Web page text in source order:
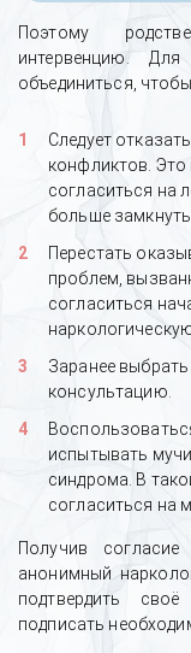
Поэтому
интервенцию.
объединиться,
Следует
конфликтов. Это
согласиться на
больше
Перестать
проблем,
согласиться
Заранее
консультацию.
испытывать
синдрома. В
согласиться на
Получив
анонимный
подтвердить
подписать